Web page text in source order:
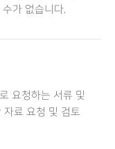
가 없습니다.
요청하는 서류 및
자료 요청 및 검토